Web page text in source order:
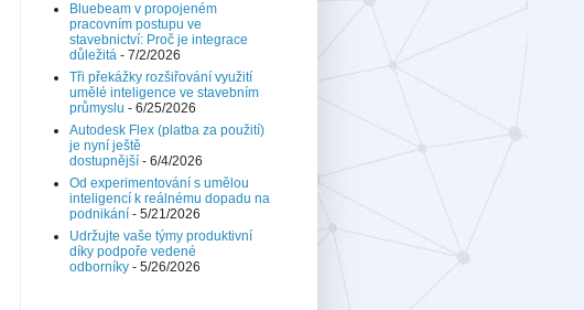
Bluebeam v propojeném
pracovním postupu ve
stavebnictví: Proč je integrace
důležitá - 7/2/2026
Tři překážky rozšiřování využití
umělé inteligence ve stavebním
průmyslu - 6/25/2026
Autodesk Flex (platba za použití)
je nyní ještě
dostupnější - 6/4/2026
Od experimentování s umělou
inteligencí k reálnému dopadu na
podnikání - 5/21/2026
Udržujte vaše týmy produktivní
díky podpoře vedené
odborníky - 5/26/2026